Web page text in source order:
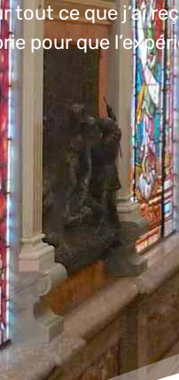
ce que j’ai
pour que